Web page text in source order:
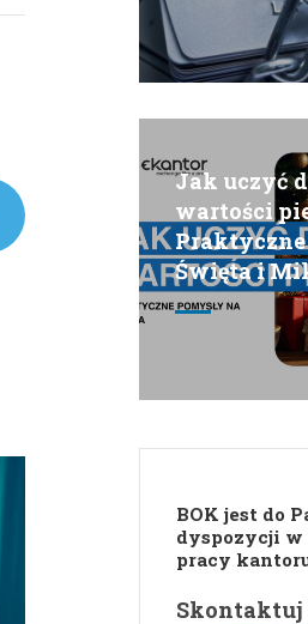
Jak uczyć
wartości
Praktyczne
Święta i
BOK jest do
dyspozycji w